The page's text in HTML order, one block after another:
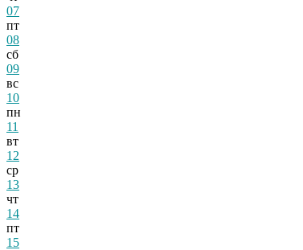
07
пт
08
сб
09
вс
10
пн
11
вт
12
ср
13
чт
14
пт
15